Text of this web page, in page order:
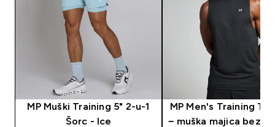
MP Muški Training 5" 2-u-1
Šorc - Ice
MP Men's Training
− muška majica bez